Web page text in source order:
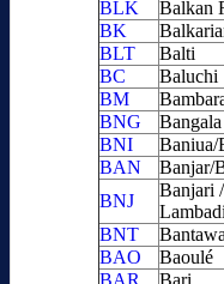
BLK
Balkan
BK
BLT
Balti
BC
Baluchi
BM
BNG
BNI
Baniua/
BAN
Banjar/
BNJ
Banjari
Lambadi
BNT
Bantawa
BAO
Baoulé